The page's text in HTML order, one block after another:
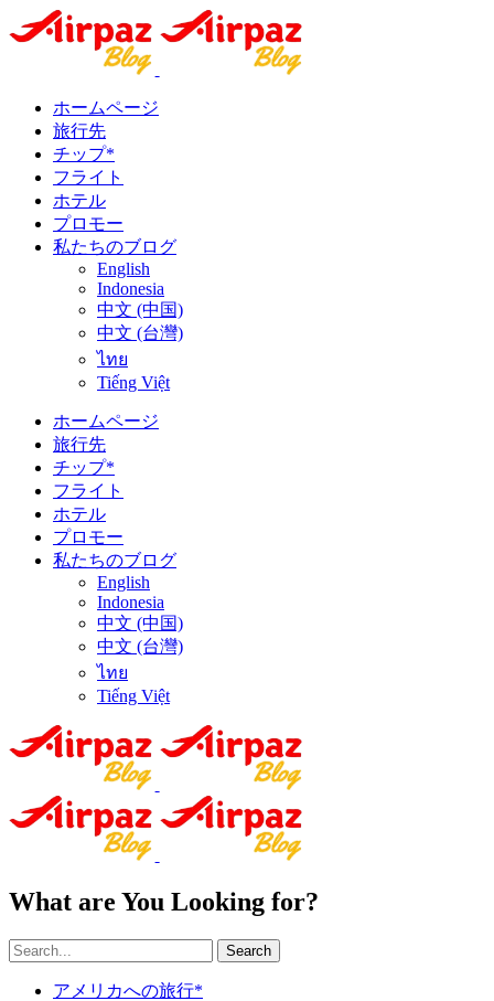
ホームページ
旅行先
チップ*
フライト
ホテル
プロモー
私たちのブログ
English
Indonesia
中文 (中国)
中文 (台灣)
ไทย
Tiếng Việt
ホームページ
旅行先
チップ*
フライト
ホテル
プロモー
私たちのブログ
English
Indonesia
中文 (中国)
中文 (台灣)
ไทย
Tiếng Việt
What are You Looking for?
Search
アメリカへの旅行*